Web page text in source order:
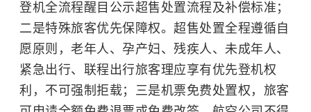
登机全流程醒目公示超售处置流程及补偿标准；
二是特殊旅客优先保障权。超售处置全程遵循自
愿原则，老年人、孕产妇、残疾人、未成年人、
紧急出行、联程出行旅客理应享有优先登机权
利，不可强制拒载；三是机票免费处置权，旅客